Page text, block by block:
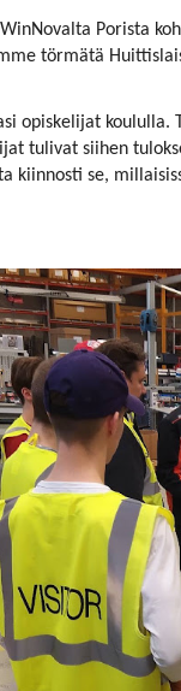
Porista
törmätä
opiskelijat koululla.
tulivat siihen
kiinnosti se,